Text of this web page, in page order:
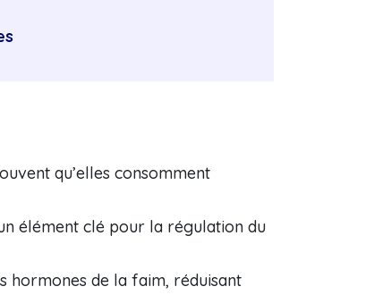
qu’elles consomment
élément clé pour la régulation du
hormones de la faim, réduisant